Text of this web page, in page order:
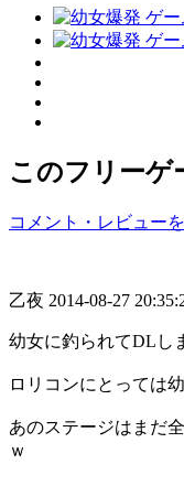
このフリーゲ
コメント・レビュー
乙夜 2014-08-27
幼女に釣られてDLし
ロリコンにとっては
あのステージはまだ
ｗ